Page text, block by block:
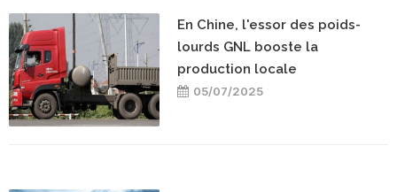
En Chine, l'essor des poids-
lourds GNL booste la
production locale
05/07/2025